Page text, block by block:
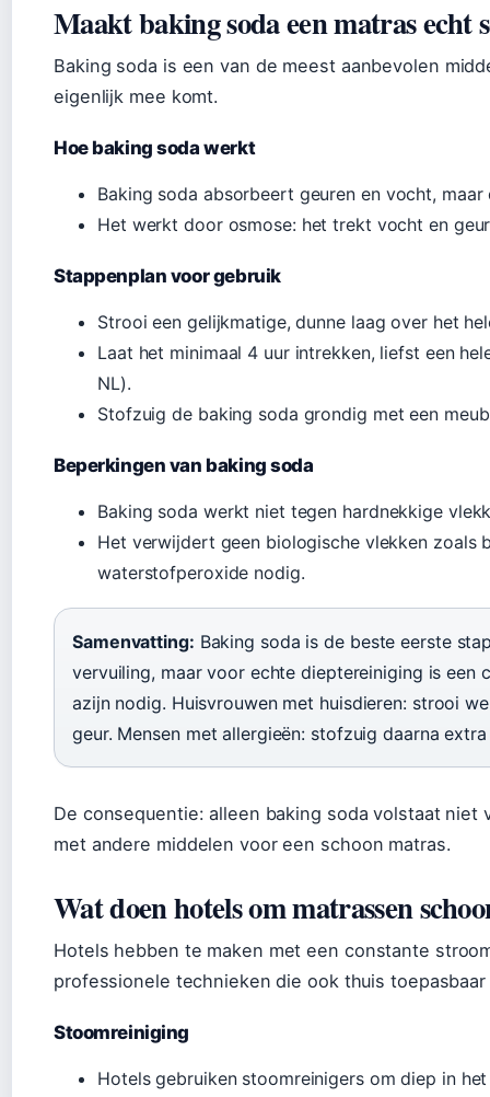
Maakt baking soda een matras echt
Baking soda is een van de meest aanbevolen
eigenlijk mee komt.
Hoe baking soda werkt
Baking soda absorbeert geuren en vocht,
Het werkt door osmose: het trekt vocht en
Stappenplan voor gebruik
Strooi een gelijkmatige, dunne laag over het
Laat het minimaal 4 uur intrekken, liefst een
NL).
Stofzuig de baking soda grondig met een
Beperkingen van baking soda
Baking soda werkt niet tegen hardnekkige
Het verwijdert geen biologische vlekken zoals
waterstofperoxide nodig.
Samenvatting: Baking soda is de beste eerste
vervuiling, maar voor echte dieptereiniging is
azijn nodig. Huisvrouwen met huisdieren: strooi
geur. Mensen met allergieën: stofzuig daarna
De consequentie: alleen baking soda volstaat
met andere middelen voor een schoon matras.
Wat doen hotels om matrassen
Hotels hebben te maken met een constante
professionele technieken die ook thuis toepasbaar
Stoomreiniging
Hotels gebruiken stoomreinigers om diep in